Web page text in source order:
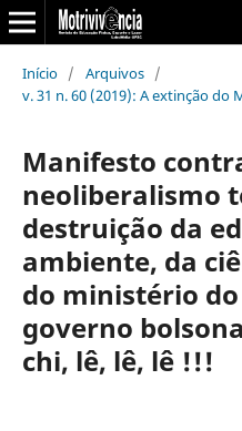
Início / Arquivos /
v. 31 n. 60 (2019): A extinção do
Manifesto
neoliberalismo
destruição da
ambiente, da
do ministério
governo
chi, lê, lê, lê !!!